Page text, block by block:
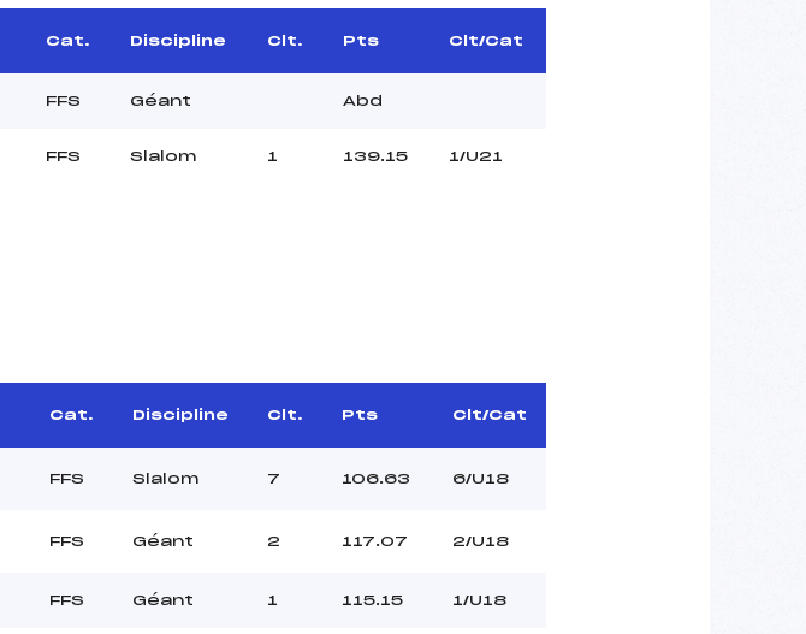
Cat. Discipline Clt. Pts Clt/Cat
FFS Géant Abd
FFS Slalom 1 139.15 1/U21
Cat. Discipline Clt. Pts Clt/Cat
FFS Slalom 7 106.63 6/U18
FFS Géant 2 117.07 2/U18
FFS Géant 1 115.15 1/U18